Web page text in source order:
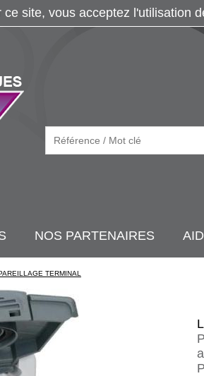
NOS PARTENAIRES
TERMINAL
ce site, vous acceptez